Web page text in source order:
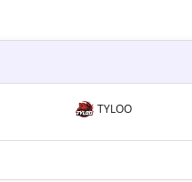
TYLOO